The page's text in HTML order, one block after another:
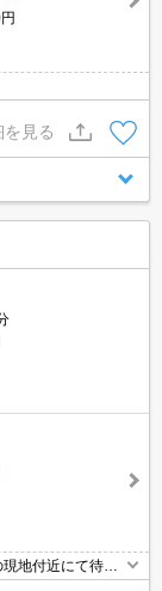
を見る
地付近にて待ち
、主要駅までの